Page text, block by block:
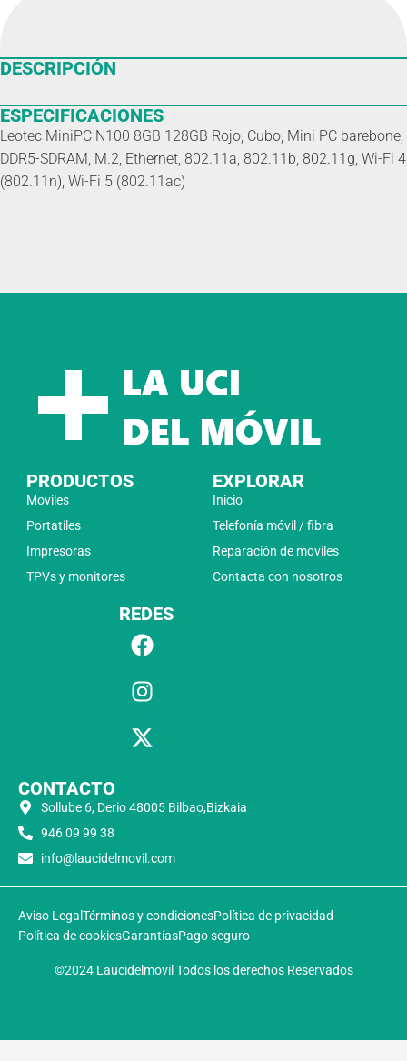
DESCRIPCIÓN
ESPECIFICACIONES
Leotec MiniPC N100 8GB 128GB Rojo, Cubo, Mini PC barebone,
DDR5-SDRAM, M.2, Ethernet, 802.11a, 802.11b, 802.11g, Wi-Fi 4
(802.11n), Wi-Fi 5 (802.11ac)
PRODUCTOS
Moviles
Portatiles
Impresoras
TPVs y monitores
EXPLORAR
Inicio
Telefonía móvil / fibra
Reparación de moviles
Contacta con nosotros
REDES
CONTACTO
Sollube 6, Derio 48005 Bilbao,Bizkaia
946 09 99 38
info@laucidelmovil.com
Aviso LegalTérminos y condicionesPolítica de privacidad
Política de cookiesGarantíasPago seguro
©2024 Laucidelmovil Todos los derechos Reservados